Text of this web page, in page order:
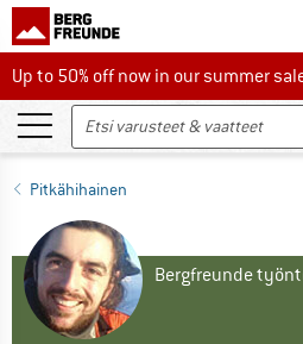
Up to 50% off now in our summer sale
Up to 50% off now in our summer
Pitkähihainen
Bergfreunde